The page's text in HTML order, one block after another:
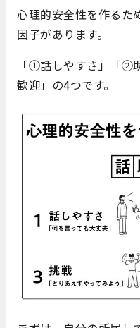
心理的安全性を作るた
因子があります。
「①話しやすさ」「
歓迎」の4つです。